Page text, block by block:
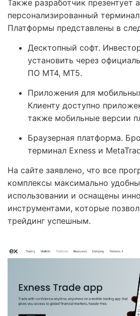
Также разработчик презентует
персонализированный
Платформы представлены в
Десктопный софт.
установить через
ПО MT4, MT5.
Приложения для
Клиенту доступно
также мобильные версии
Браузерная платформа.
терминал Exness и
На сайте заявлено, что все
комплексы максимально
использовании и оснащены
инструментами, которые
трейдинг успешным.